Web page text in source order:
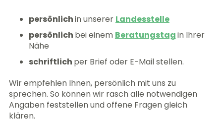
persönlichin unserer Landesstelle
persönlich bei einem Beratungstagin Ihrer
Nähe
schriftlich per Brief oder E-Mail stellen.
Wir empfehlen Ihnen, persönlich mit uns zu
sprechen. So können wir rasch alle notwendigen
Angaben feststellen und offene Fragen gleich
klären.